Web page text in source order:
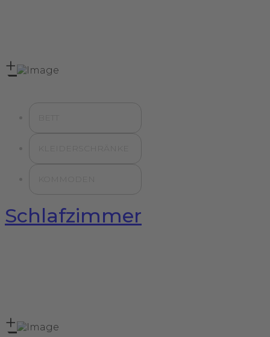
+
Schlafzimmer
+